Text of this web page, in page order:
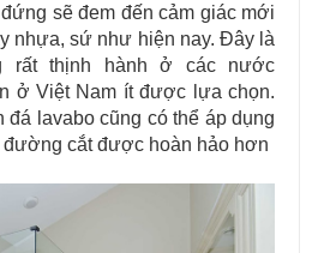
sẽ đem đến cảm giác mới
nhựa, sứ như hiện nay. Đây là
rất thịnh hành ở các nước
ở Việt Nam ít được lựa chọn.
đá lavabo cũng có thể áp dụng
đường cắt được hoàn hảo hơn